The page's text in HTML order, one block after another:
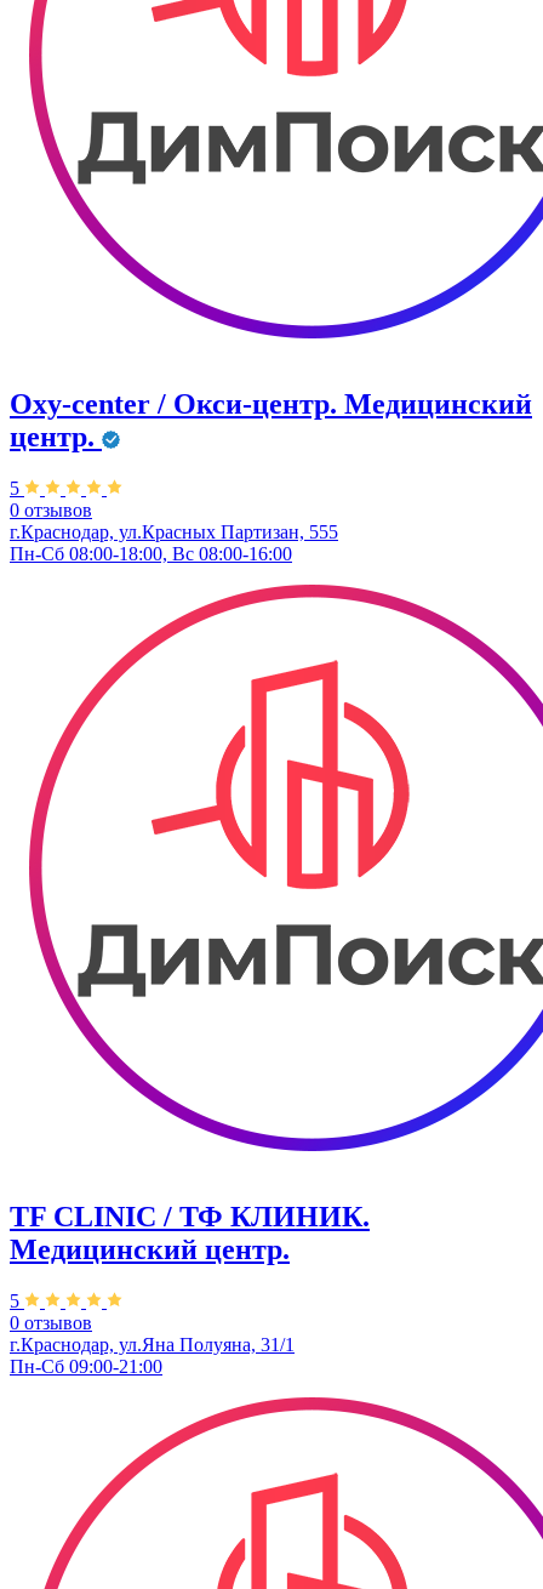
Oxy-center / Окси-центр. Медицинский
центр.
5
0 отзывов
г.Краснодар, ул.Красных Партизан, 555
Пн-Сб 08:00-18:00, Вс 08:00-16:00
TF CLINIC / ТФ КЛИНИК.
Медицинский центр.
5
0 отзывов
г.Краснодар, ул.​Яна Полуяна, 31/1
Пн-Сб 09:00-21:00